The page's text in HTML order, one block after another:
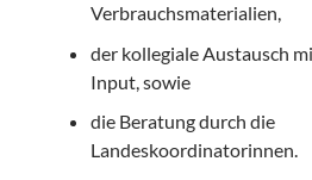
Verbrauchsmaterialien,
der kollegiale Austausch
Input, sowie
die Beratung durch die
Landeskoordinatorinnen.